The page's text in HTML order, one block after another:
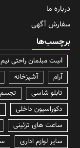
درباره ما
سفارش آگهی
برچسب‌ها
lسِت مبلمان راحتی نیم دایره در اتاق نشیمن و پذیرایی
آرام
آشپزخانه
تابلو شاسی
تجسم
دکوراسیون داخلی
ساعت های تزئینی
سایر لوازم اداری